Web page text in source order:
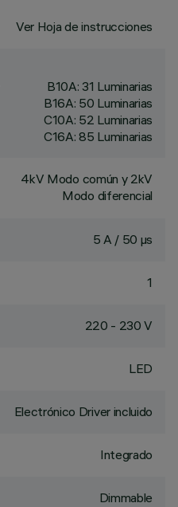
Ver Hoja de instrucciones
B10A: 31 Luminarias
B16A: 50 Luminarias
C10A: 52 Luminarias
C16A: 85 Luminarias
4kV Modo común y 2kV
Modo diferencial
5 A / 50 µs
1
220 - 230 V
LED
Electrónico Driver incluido
Integrado
Dimmable